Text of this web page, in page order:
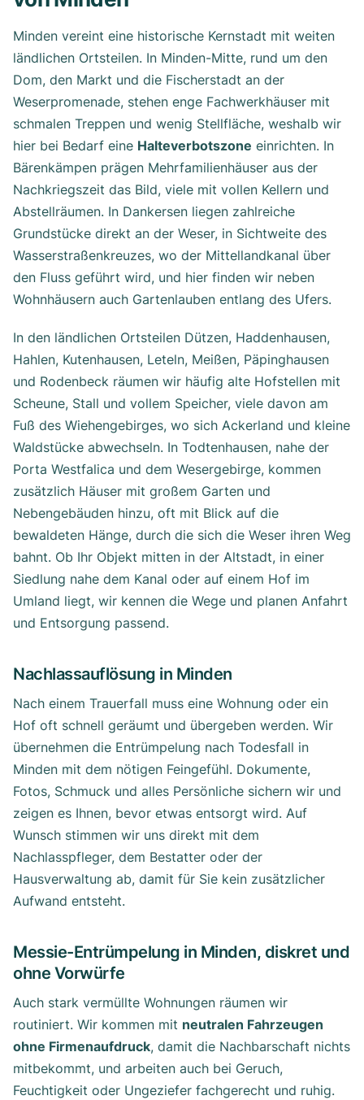
Minden vereint eine historische Kernstadt mit weiten
ländlichen Ortsteilen. In Minden-Mitte, rund um den
Dom, den Markt und die Fischerstadt an der
Weserpromenade, stehen enge Fachwerkhäuser mit
schmalen Treppen und wenig Stellfläche, weshalb wir
hier bei Bedarf eine Halteverbotszone einrichten. In
Bärenkämpen prägen Mehrfamilienhäuser aus der
Nachkriegszeit das Bild, viele mit vollen Kellern und
Abstellräumen. In Dankersen liegen zahlreiche
Grundstücke direkt an der Weser, in Sichtweite des
Wasserstraßenkreuzes, wo der Mittellandkanal über
den Fluss geführt wird, und hier finden wir neben
Wohnhäusern auch Gartenlauben entlang des Ufers.
In den ländlichen Ortsteilen Dützen, Haddenhausen,
Hahlen, Kutenhausen, Leteln, Meißen, Päpinghausen
und Rodenbeck räumen wir häufig alte Hofstellen mit
Scheune, Stall und vollem Speicher, viele davon am
Fuß des Wiehengebirges, wo sich Ackerland und kleine
Waldstücke abwechseln. In Todtenhausen, nahe der
Porta Westfalica und dem Wesergebirge, kommen
zusätzlich Häuser mit großem Garten und
Nebengebäuden hinzu, oft mit Blick auf die
bewaldeten Hänge, durch die sich die Weser ihren Weg
bahnt. Ob Ihr Objekt mitten in der Altstadt, in einer
Siedlung nahe dem Kanal oder auf einem Hof im
Umland liegt, wir kennen die Wege und planen Anfahrt
und Entsorgung passend.
Nachlassauflösung in Minden
Nach einem Trauerfall muss eine Wohnung oder ein
Hof oft schnell geräumt und übergeben werden. Wir
übernehmen die Entrümpelung nach Todesfall in
Minden mit dem nötigen Feingefühl. Dokumente,
Fotos, Schmuck und alles Persönliche sichern wir und
zeigen es Ihnen, bevor etwas entsorgt wird. Auf
Wunsch stimmen wir uns direkt mit dem
Nachlasspfleger, dem Bestatter oder der
Hausverwaltung ab, damit für Sie kein zusätzlicher
Aufwand entsteht.
Messie-Entrümpelung in Minden, diskret und
ohne Vorwürfe
Auch stark vermüllte Wohnungen räumen wir
routiniert. Wir kommen mit neutralen Fahrzeugen
ohne Firmenaufdruck, damit die Nachbarschaft nichts
mitbekommt, und arbeiten auch bei Geruch,
Feuchtigkeit oder Ungeziefer fachgerecht und ruhig.